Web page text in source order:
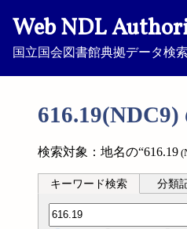
Web NDL
国立国会図書館典拠データ検
検索対象：地名の“616.19
キーワード検索 分類
分類記号検索